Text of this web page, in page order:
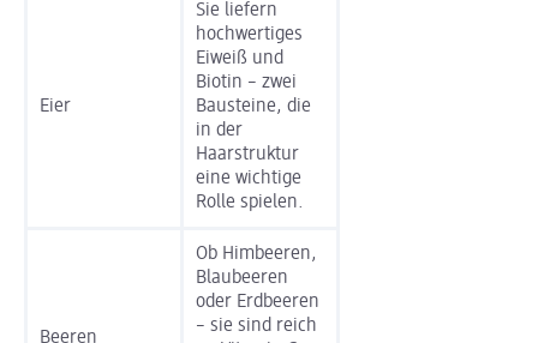
Eier
Sie liefern
hochwertiges
Eiweiß und
Biotin – zwei
Bausteine, die
in der
Haarstruktur
eine wichtige
Rolle spielen.
Beeren
Ob Himbeeren,
Blaubeeren
oder Erdbeeren
– sie sind reich